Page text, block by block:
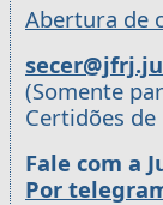
Abertura de
(Somente
Certidões
Fale com a
Por